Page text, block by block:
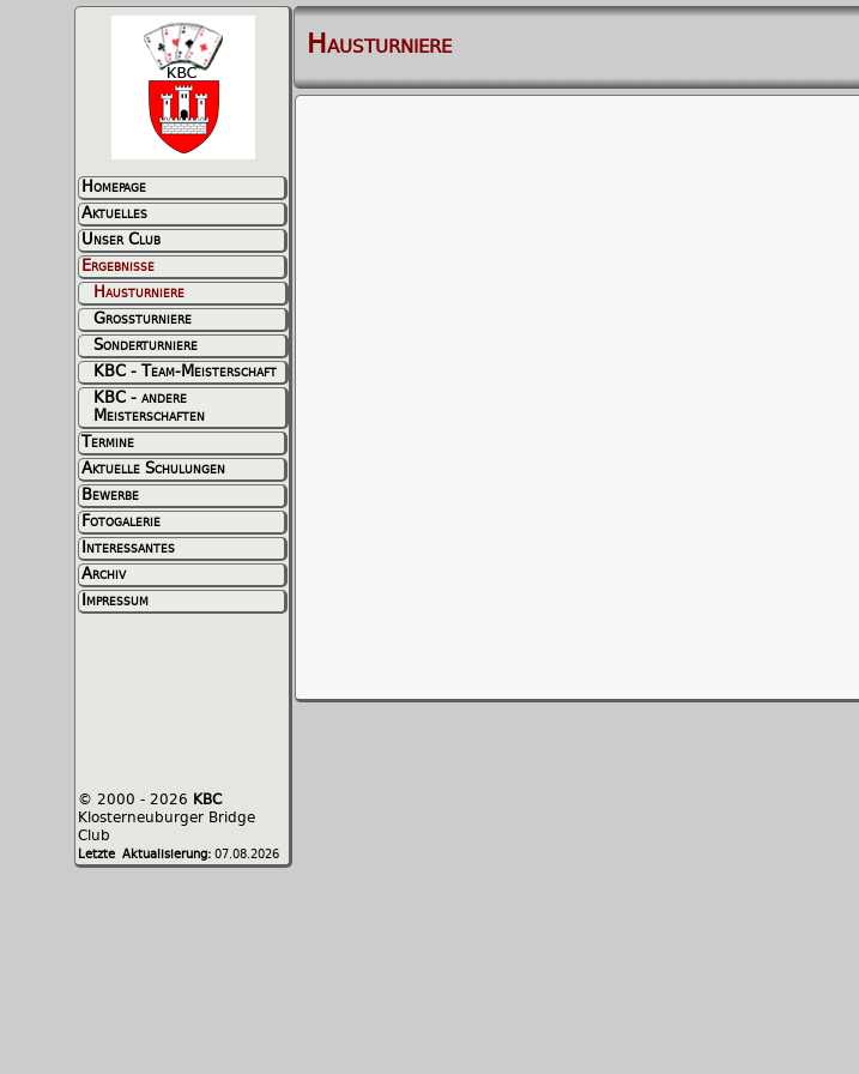
Homepage
Aktuelles
Unser Club
Ergebnisse
Hausturniere
Grossturniere
Sonderturniere
KBC - Team-Meisterschaft
KBC - andere
Meisterschaften
Termine
Aktuelle Schulungen
Bewerbe
Fotogalerie
Interessantes
Archiv
Impressum
© 2000 - 2026 KBC
Klosterneuburger Bridge
Club
Letzte Aktualisierung: 07.08.2026
Hausturniere